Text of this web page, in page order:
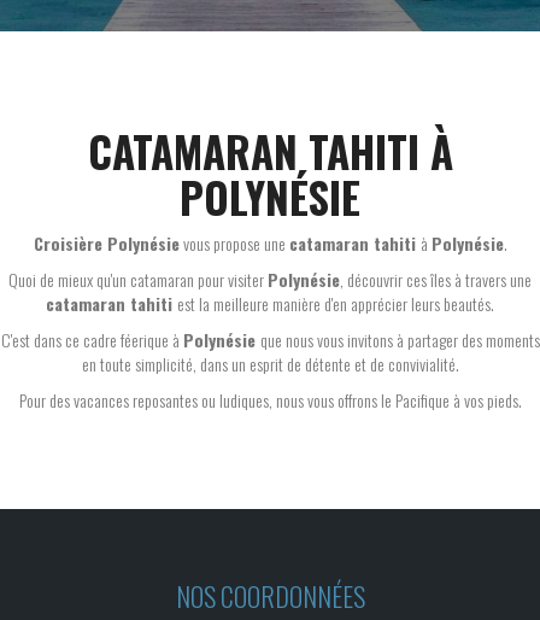
CATAMARAN TAHITI À
POLYNÉSIE
Croisière Polynésievous propose une catamaran tahiti à Polynésie.
Quoi de mieux qu'un catamaran pour visiterPolynésie , découvrir ces îles à travers une
catamaran tahiti est la meilleure manière d'en apprécier leurs beautés.
C'est dans ce cadre féerique à Polynésie que nous vous invitons à partager des moments
en toute simplicité, dans un esprit de détente et de convivialité.
Pour des vacances reposantes ou ludiques, nous vous offrons le Pacifique à vos pieds.
NOS COORDONNÉES